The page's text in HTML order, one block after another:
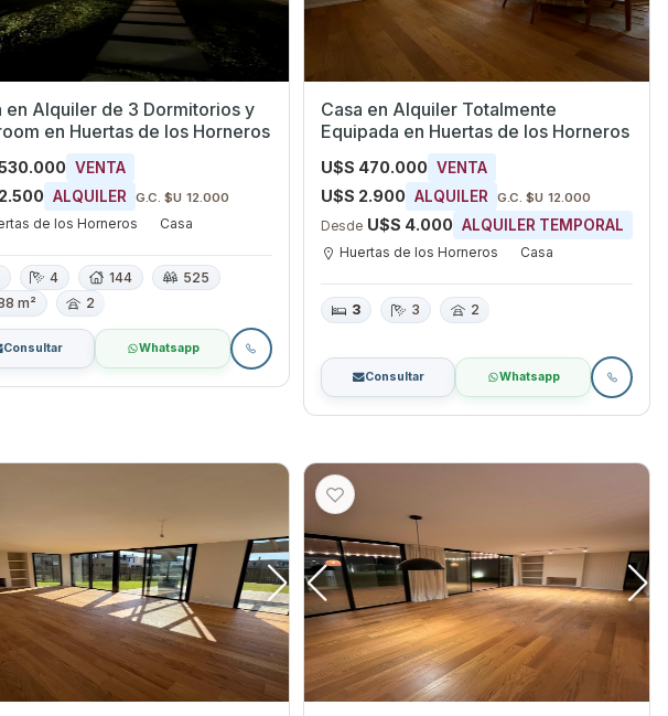
en Alquiler de 3 Dormitorios y
en Huertas de los Horneros
VENTA
ALQUILER G.C. $U 12.000
de los Horneros Casa
4 144
525
m²
2
Consultar Whatsapp
Casa en Alquiler Totalmente
Equipada en Huertas de los Horneros
U$S 470.000 VENTA
U$S 2.900 ALQUILER
G.C. $U 12.000
Desde U$S 4.000 ALQUILER TEMPORAL
Huertas de los Horneros Casa
3 3 2
Consultar Whatsapp